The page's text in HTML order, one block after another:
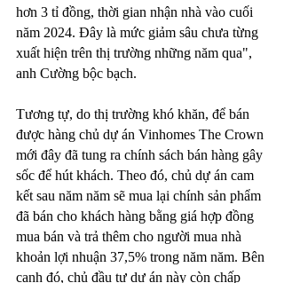
hơn 3 tỉ đồng, thời gian nhận nhà vào cuối
năm 2024. Đây là mức giảm sâu chưa từng
xuất hiện trên thị trường những năm qua",
anh Cường bộc bạch.
Tương tự, do thị trường khó khăn, để bán
được hàng chủ dự án Vinhomes The Crown
mới đây đã tung ra chính sách bán hàng gây
sốc để hút khách. Theo đó, chủ dự án cam
kết sau năm năm sẽ mua lại chính sản phẩm
đã bán cho khách hàng bằng giá hợp đồng
mua bán và trả thêm cho người mua nhà
khoản lợi nhuận 37,5% trong năm năm. Bên
cạnh đó, chủ đầu tư dự án này còn chấp